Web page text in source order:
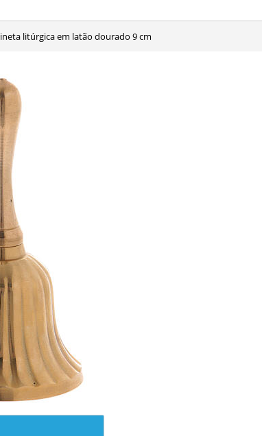
Sineta litúrgica em latão dourado 9 cm